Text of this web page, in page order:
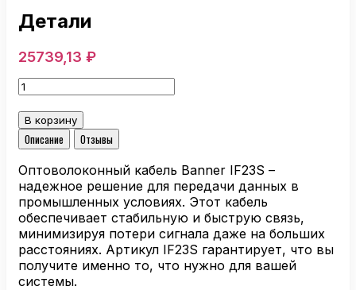
Детали
25739,13 ₽
Количество
товара
Оптоволоконный
кабель
Banner
IF23S
В корзину
Описание
Отзывы
Оптоволоконный кабель Banner IF23S –
надежное решение для передачи данных в
промышленных условиях. Этот кабель
обеспечивает стабильную и быструю связь,
минимизируя потери сигнала даже на больших
расстояниях. Артикул IF23S гарантирует, что вы
получите именно то, что нужно для вашей
системы.